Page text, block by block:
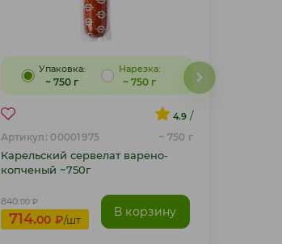
Упаковка:
~ 750 г
Нарезка:
~ 750 г
4.9 /
Артикул: 00001975 ~ 750 г
Карельский сервелат варено-
копченый ~750г
840.00 ₽
714.00 ₽/шт
В корзину